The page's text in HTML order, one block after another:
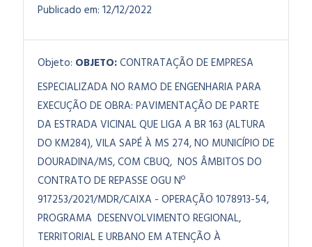
Publicado em: 12/12/2022
Objeto: OBJETO:CONTRATAÇÃO DE EMPRESA
ESPECIALIZADA NO RAMO DE ENGENHARIA PARA
EXECUÇÃO DE OBRA: PAVIMENTAÇÃO DE PARTE
DA ESTRADA VICINAL QUE LIGA A BR 163 (ALTURA
DO KM284), VILA SAPÉ À MS 274, NO MUNICÍPIO DE
DOURADINA/MS, COM CBUQ, NOS ÂMBITOS DO
CONTRATO DE REPASSE OGU Nº
917253/2021/MDR/CAIXA - OPERAÇÃO 1078913-54,
PROGRAMA DESENVOLVIMENTO REGIONAL,
TERRITORIAL E URBANO EM ATENÇÃO À